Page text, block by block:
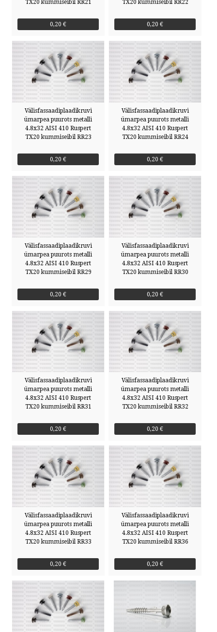
TX20 kummiseibil RR21
0,20 €
TX20 kummiseibil RR22
0,20 €
Välisfassaadiplaadikruvi
ümarpea puurots metalli
4.8x32 AISI 410 Ruspert
TX20 kummiseibil RR23
0,20 €
Välisfassaadiplaadikruvi
ümarpea puurots metalli
4.8x32 AISI 410 Ruspert
TX20 kummiseibil RR24
0,20 €
Välisfassaadiplaadikruvi
ümarpea puurots metalli
4.8x32 AISI 410 Ruspert
TX20 kummiseibil RR29
0,20 €
Välisfassaadiplaadikruvi
ümarpea puurots metalli
4.8x32 AISI 410 Ruspert
TX20 kummiseibil RR30
0,20 €
Välisfassaadiplaadikruvi
ümarpea puurots metalli
4.8x32 AISI 410 Ruspert
TX20 kummiseibil RR31
0,20 €
Välisfassaadiplaadikruvi
ümarpea puurots metalli
4.8x32 AISI 410 Ruspert
TX20 kummiseibil RR32
0,20 €
Välisfassaadiplaadikruvi
ümarpea puurots metalli
4.8x32 AISI 410 Ruspert
TX20 kummiseibil RR33
0,20 €
Välisfassaadiplaadikruvi
ümarpea puurots metalli
4.8x32 AISI 410 Ruspert
TX20 kummiseibil RR36
0,20 €